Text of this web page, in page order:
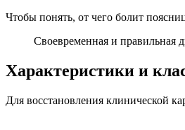
Чтобы понять, от чего болит
Своевременная и правильная
Характеристики и
Для восстановления клинической